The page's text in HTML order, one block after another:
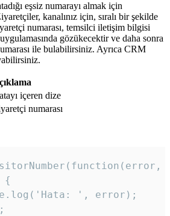
eşsiz numarayı almak için
kanalınız için, sıralı bir şekilde
numarası, temsilci iletişim bilgisi
gözükecektir ve daha sonra
ile bulabilirsiniz. Ayrıca CRM
içeren dize
numarası
{
', error);